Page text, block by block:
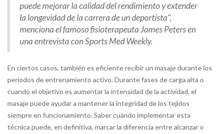
puede mejorar la calidad del rendimiento y extender
la longevidad de la carrera de un deportista",
menciona el famoso fisioterapeuta James Peters en
una entrevista con Sports Med Weekly.
En ciertos casos, también es eficiente recibir un masaje durante los
períodos de entrenamiento activo. Durante fases de carga alta o
cuando el objetivo es aumentar la intensidad de la actividad, el
masaje puede ayudar a mantener la integridad de los tejidos
siempre en funcionamiento. Saber cuándo implementar esta
técnica puede, en definitiva, marcar la diferencia entre alcanzar o